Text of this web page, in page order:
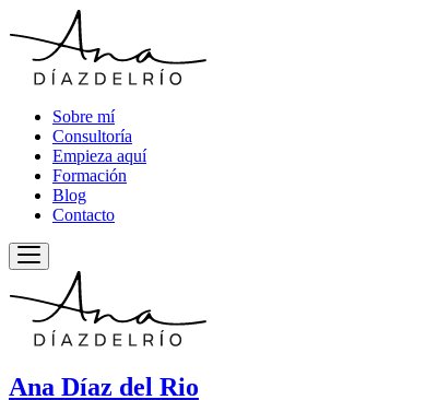
Sobre mí
Consultoría
Empieza aquí
Formación
Blog
Contacto
Ana Díaz del Rio